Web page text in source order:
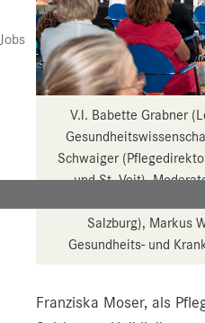
Jobs Presse
Downloads
Pressebilder
YOUNG.HOPE
Pressekontakt
V.l. Babette Grabner
Schwaiger
und St. Veit),
Salzburg), Markus
Gesundheits- und
Franziska Moser, als